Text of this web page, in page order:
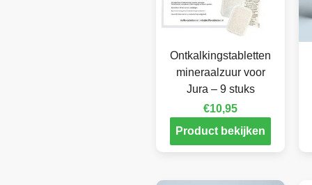
Ontkalkingstabletten
mineraalzuur voor
Jura – 9 stuks
€10,95
Product bekijken